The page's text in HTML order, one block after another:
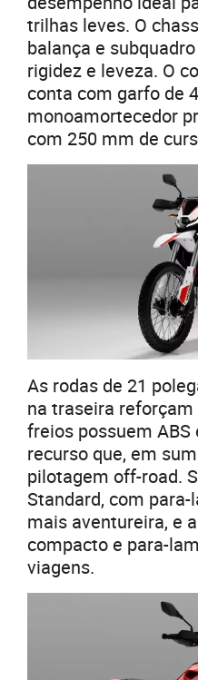
trilhas leves. O
balança e
rigidez e leveza. O
conta com garfo de
monoamortecedor
com 250 mm de
As rodas de 21
na traseira
freios possuem ABS
recurso que, em
pilotagem off-road.
Standard, com
mais aventureira, e
compacto e para-
viagens.